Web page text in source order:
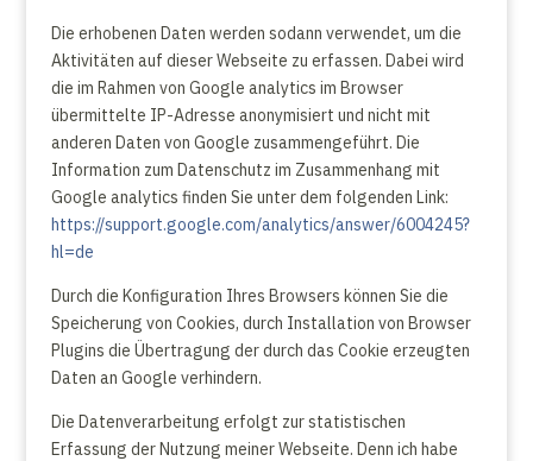
Die erhobenen Daten werden sodann verwendet, um die
Aktivitäten auf dieser Webseite zu erfassen. Dabei wird
die im Rahmen von Google analytics im Browser
übermittelte IP-Adresse anonymisiert und nicht mit
anderen Daten von Google zusammengeführt. Die
Information zum Datenschutz im Zusammenhang mit
Google analytics finden Sie unter dem folgenden Link:
https://support.google.com/analytics/answer/6004245?
hl=de
Durch die Konfiguration Ihres Browsers können Sie die
Speicherung von Cookies, durch Installation von Browser
Plugins die Übertragung der durch das Cookie erzeugten
Daten an Google verhindern.
Die Datenverarbeitung erfolgt zur statistischen
Erfassung der Nutzung meiner Webseite. Denn ich habe